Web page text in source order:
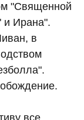
"Священной
и Ирана".
в